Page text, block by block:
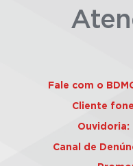
Fale com o
Cliente
Ouvidoria:
Canal de